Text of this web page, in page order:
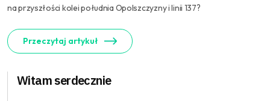
na przyszłości kolei południa Opolszczyzny i linii 137?
Przeczytaj artykuł
Witam serdecznie